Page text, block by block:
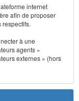
internet
afin de proposer
à une
agents »
externes » (hors